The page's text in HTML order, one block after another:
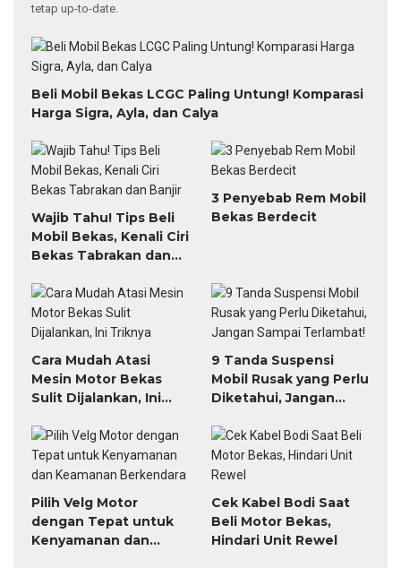
tetap up-to-date.
Beli Mobil Bekas LCGC Paling Untung! Komparasi
Harga Sigra, Ayla, dan Calya
Wajib Tahu! Tips Beli
Mobil Bekas, Kenali Ciri
Bekas Tabrakan dan
3 Penyebab Rem Mobil
Bekas Berdecit
Cara Mudah Atasi
Mesin Motor Bekas
Sulit Dijalankan, Ini
9 Tanda Suspensi
Mobil Rusak yang Perlu
Diketahui, Jangan
Pilih Velg Motor
dengan Tepat untuk
Kenyamanan dan
Cek Kabel Bodi Saat
Beli Motor Bekas,
Hindari Unit Rewel